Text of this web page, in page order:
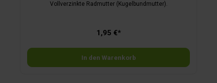
Vollverzinkte Radmutter (Kugelbundmutter).
1,95 €*
In den Warenkorb